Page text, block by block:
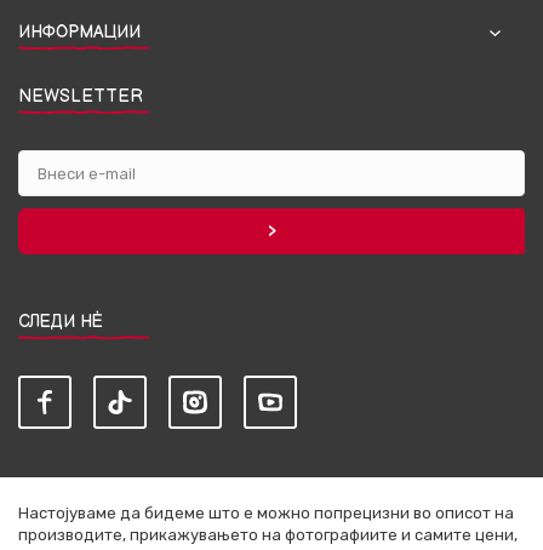
ИНФОРМАЦИИ
NEWSLETTER
СЛЕДИ НЀ
Настојуваме да бидеме што е можно попрецизни во описот на
производите, прикажувањето на фотографиите и самите цени,